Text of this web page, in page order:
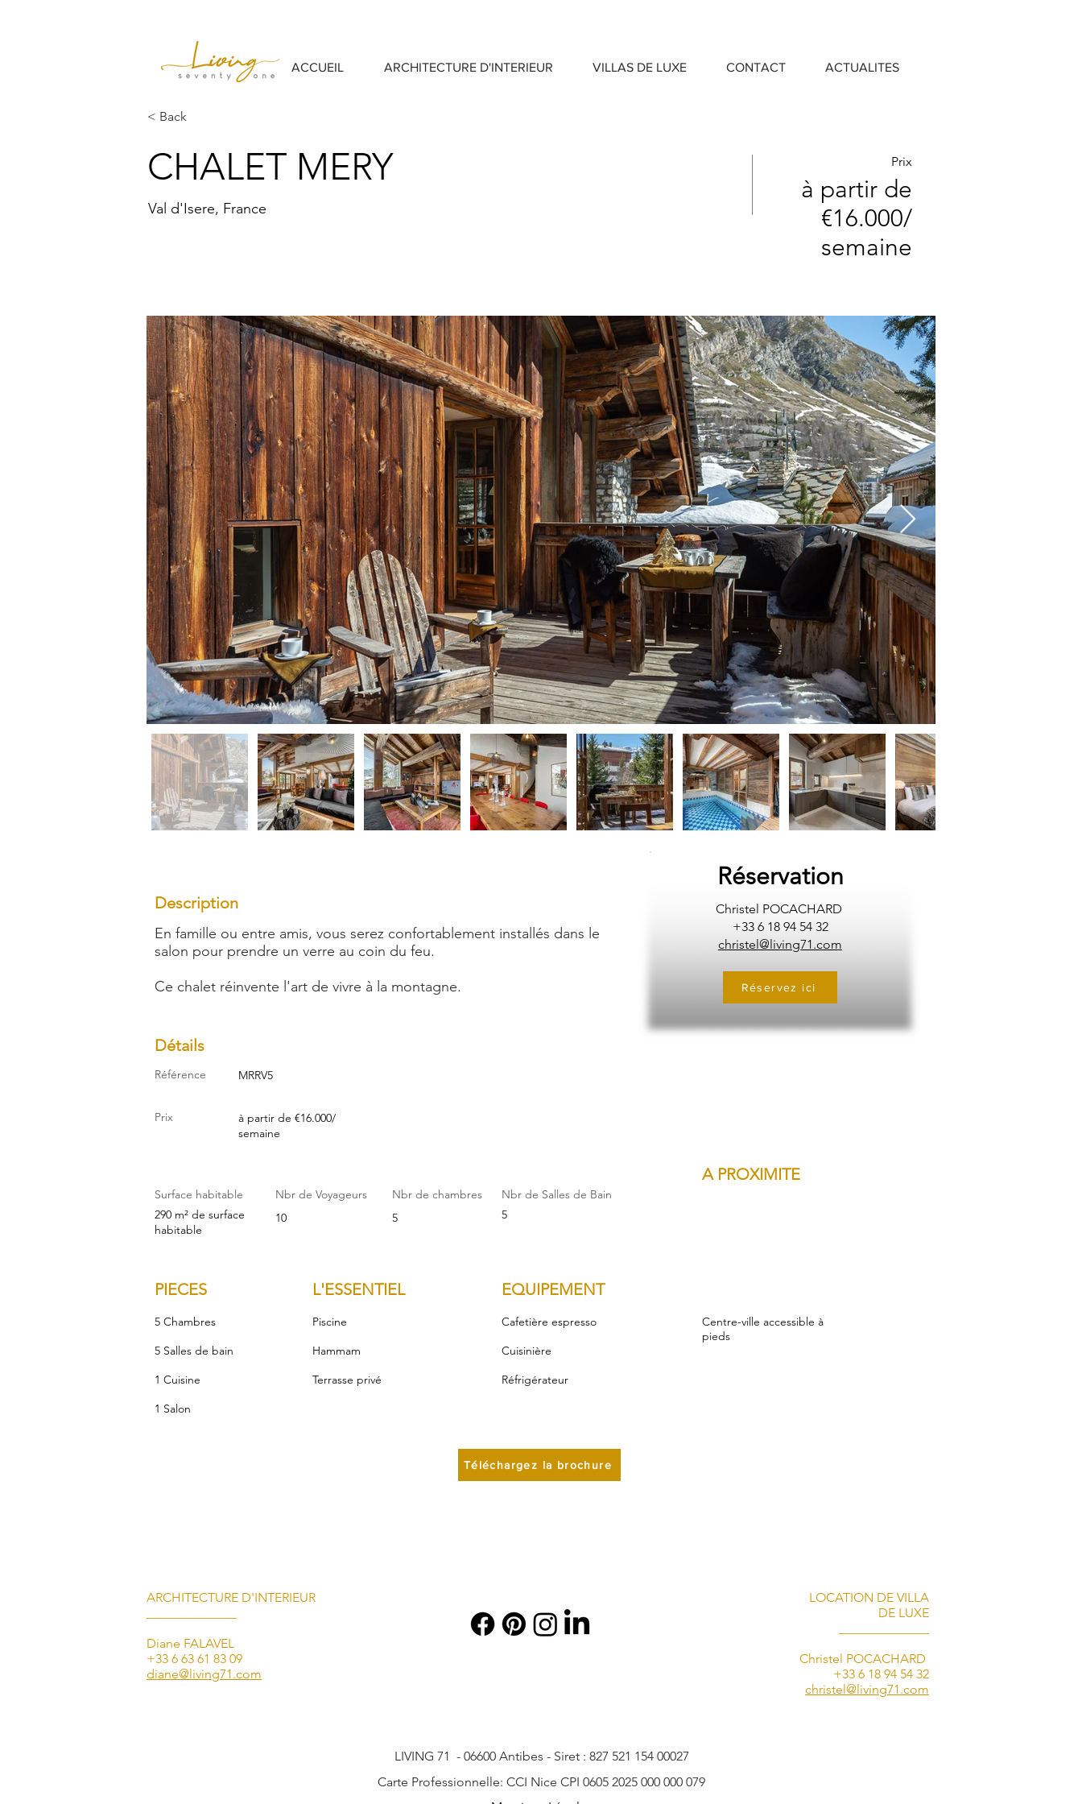
ACCUEIL ARCHITECTURE D'INTERIEUR VILLAS DE LUXE CONTACT ACTUALITES
< Back
CHALET MERY
Val d'Isere, France
Prix
à partir de
€16.000/
semaine
Description
En famille ou entre amis, vous serez confortablement installés dans le
salon pour prendre un verre au coin du feu.
Ce chalet réinvente l'art de vivre à la montagne.
Réservation
Christel POCACHARD
+33 6 18 94 54 32
christel@living71.com
Réservez ici
Détails
Référence MRRV5
Prix
à partir de €16.000/
semaine
Surface habitable Nbr de Voyageurs Nbr de chambres
Nbr de Salles de Bain
290 m² de surface
habitable
10 5 5
PIECES L'ESSENTIEL EQUIPEMENT
5 Chambres
5 Salles de bain
1 Cuisine
1 Salon
Piscine
Hammam
Terrasse privé
Cafetière espresso
Cuisinière
Réfrigérateur
Centre-ville accessible à
pieds
Téléchargez la brochure
A PROXIMITE
ARCHITECTURE D'INTERIEUR
Diane FALAVEL
+33 6 63 61 83 09
diane@living71.com
LOCATION DE VILLA
DE LUXE
Christel POCACHARD
+33 6 18 94 54 32
christel@living71.com
LIVING 71 - 06600 Antibes - Siret : 827 521 154 00027
Carte Professionnelle: CCI Nice CPI 0605 2025 000 000 079